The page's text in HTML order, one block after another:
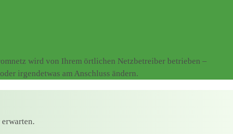
wird von Ihrem örtlichen Netzbetreiber betrieben –
irgendetwas am Anschluss ändern.